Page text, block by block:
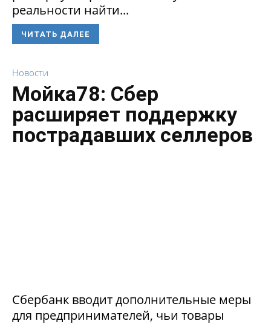
реальности найти...
ЧИТАТЬ ДАЛЕЕ
Новости
Мойка78: Сбер
расширяет поддержку
пострадавших селлеров
Сбербанк вводит дополнительные меры
для предпринимателей, чьи товары